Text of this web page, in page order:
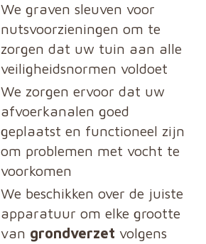
We graven sleuven voor
nutsvoorzieningen om te
zorgen dat uw tuin aan alle
veiligheidsnormen voldoet
We zorgen ervoor dat uw
afvoerkanalen goed
geplaatst en functioneel zijn
om problemen met vocht te
voorkomen
We beschikken over de juiste
apparatuur om elke grootte
van grondverzet volgens